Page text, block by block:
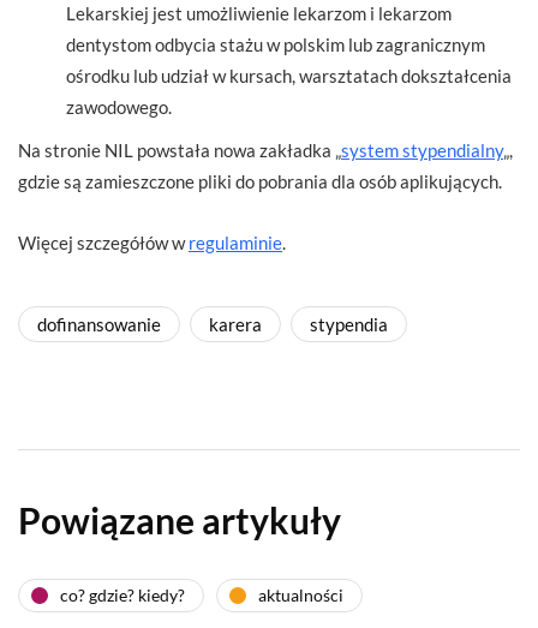
Lekarskiej jest umożliwienie lekarzom i lekarzom
dentystom odbycia stażu w polskim lub zagranicznym
ośrodku lub udział w kursach, warsztatach dokształcenia
zawodowego.
Na stronie NIL powstała nowa zakładka „ system stypendialny„,
gdzie są zamieszczone pliki do pobrania dla osób aplikujących.
Więcej szczegółów wregulaminie
dofinansowanie karera stypendia
Powiązane artykuły
co? gdzie? kiedy? aktualności